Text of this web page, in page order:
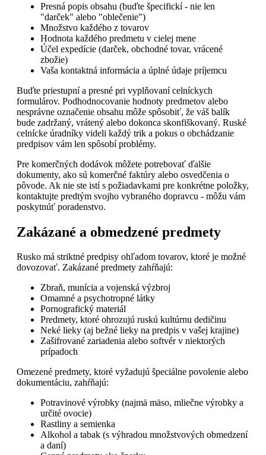
Presná popis obsahu (buďte špecifickí - nie len
"darček" alebo "oblečenie")
Množstvo každého z tovarov
Hodnota každého predmetu v cielej mene
Účel expedície (darček, obchodné tovar, vrácené
zbožie)
Vaša kontaktná informácia a úplné údaje príjemcu
Buďte priestupní a presné pri vyplňovaní celníckych
formulárov. Podhodnocovanie hodnoty predmetov alebo
nesprávne označenie obsahu môže spôsobiť, že váš balík
bude zadržaný, vrátený alebo dokonca skonfiškovaný. Ruské
celnícke úradníky videli každý trik a pokus o obchádzanie
predpisov vám len spôsobí problémy.
Pre komerčných dodávok môžete potrebovať ďalšie
dokumenty, ako sú komerčné faktúry alebo osvedčenia o
pôvode. Ak nie ste istí s požiadavkami pre konkrétne položky,
kontaktujte predtým svojho vybraného dopravcu - môžu vám
poskytnúť poradenstvo.
Zakázané a obmedzené predmety
Rusko má striktné predpisy ohľadom tovarov, ktoré je možné
dovozovať. Zakázané predmety zahŕňajú:
Zbraň, munícia a vojenská výzbroj
Omamné a psychotropné látky
Pornografický materiál
Predmety, ktoré ohrozujú ruskú kultúrnu dedičinu
Neké lieky (aj bežné lieky na predpis v vašej krajine)
Zašifrované zariadenia alebo softvér v niektorých
prípadoch
Omezené predmety, ktoré vyžadujú špeciálne povolenie alebo
dokumentáciu, zahŕňajú:
Potravinové výrobky (najmä mäso, mliečne výrobky a
určité ovocie)
Rastliny a semienka
Alkohol a tabak (s výhradou množstvových obmedzení
a daní)